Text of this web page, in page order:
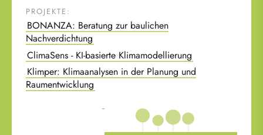
PROJEKTE:
BONANZA: Beratung zur baulichen
Nachverdichtung
ClimaSens - KI-basierte Klimamodellierung
Klimper: Klimaanalysen in der Planung und
Raumentwicklung